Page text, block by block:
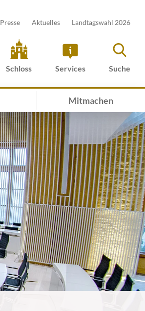
Presse Aktuelles Landtagswahl 2026
Schloss Services Suche
Mitmachen